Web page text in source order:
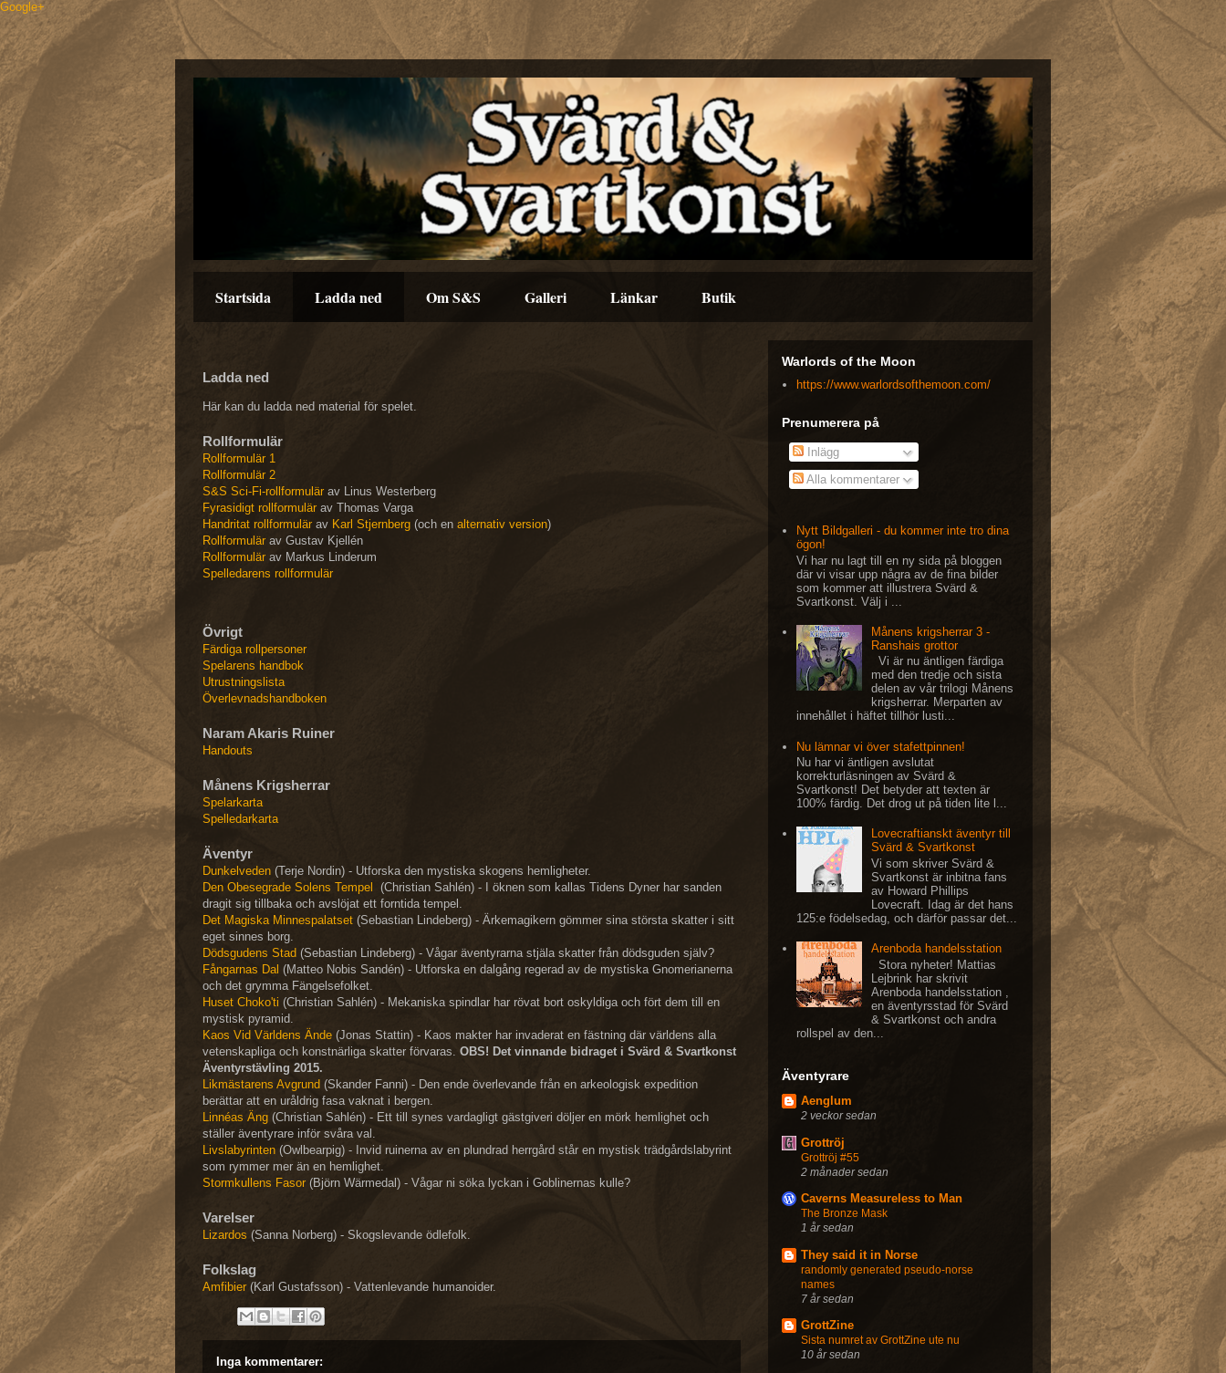
Google+
Startsida Ladda ned Om S&S Galleri Länkar Butik
Ladda ned
Här kan du ladda ned material för spelet.
Rollformulär
Rollformulär 1
Rollformulär 2
S&S Sci-Fi-rollformulär av Linus Westerberg
Fyrasidigt rollformulär av Thomas Varga
Handritat rollformulär av Karl Stjernberg (och en alternativ version)
Rollformulär av Gustav Kjellén
Rollformulär av Markus Linderum
Spelledarens rollformulär
Övrigt
Färdiga rollpersoner
Spelarens handbok
Utrustningslista
Överlevnadshandboken
Naram Akaris Ruiner
Handouts
Månens Krigsherrar
Spelarkarta
Spelledarkarta
Äventyr
Dunkelveden (Terje Nordin) - Utforska den mystiska skogens hemligheter.
Den Obesegrade Solens Tempel
(Christian Sahlén) - I öknen som kallas Tidens Dyner har sanden
dragit sig tillbaka och avslöjat ett forntida tempel.
Det Magiska Minnespalatset (Sebastian Lindeberg) - Ärkemagikern gömmer sina största skatter i sitt
eget sinnes borg.
Dödsgudens Stad (Sebastian Lindeberg) - Vågar äventyrarna stjäla skatter från dödsguden själv?
Fångarnas Dal (Matteo Nobis Sandén) - Utforska en dalgång regerad av de mystiska Gnomerianerna
och det grymma Fängelsefolket.
Huset Choko'ti (Christian Sahlén) - Mekaniska spindlar har rövat bort oskyldiga och fört dem till en
mystisk pyramid.
Kaos Vid Världens Ände (Jonas Stattin) - Kaos makter har invaderat en fästning där världens alla
vetenskapliga och konstnärliga skatter förvaras. OBS! Det vinnande bidraget i Svärd & Svartkonst
Äventyrstävling 2015.
Likmästarens Avgrund (Skander Fanni) - Den ende överlevande från en arkeologisk expedition
berättar att en uråldrig fasa vaknat i bergen.
Linnéas Äng (Christian Sahlén) - Ett till synes vardagligt gästgiveri döljer en mörk hemlighet och
ställer äventyrare inför svåra val.
Livslabyrinten (Owlbearpig) - Invid ruinerna av en plundrad herrgård står en mystisk trädgårdslabyrint
som rymmer mer än en hemlighet.
Stormkullens Fasor (Björn Wärmedal) - Vågar ni söka lyckan i Goblinernas kulle?
Varelser
Lizardos (Sanna Norberg) - Skogslevande ödlefolk.
Folkslag
Amfibier(Karl Gustafsson) - Vattenlevande humanoider.
Inga kommentarer:
Warlords of the Moon
https://www.warlordsofthemoon.com/
Prenumerera på
Inlägg
Alla kommentarer
Nytt Bildgalleri - du kommer inte tro dina
ögon!
Vi har nu lagt till en ny sida på bloggen
där vi visar upp några av de fina bilder
som kommer att illustrera Svärd &
Svartkonst. Välj i ...
Månens krigsherrar 3 -
Ranshais grottor
Vi är nu äntligen färdiga
med den tredje och sista
delen av vår trilogi Månens
krigsherrar. Merparten av
innehållet i häftet tillhör lusti...
Nu lämnar vi över stafettpinnen!
Nu har vi äntligen avslutat
korrekturläsningen av Svärd &
Svartkonst! Det betyder att texten är
100% färdig. Det drog ut på tiden lite l...
Lovecraftianskt äventyr till
Svärd & Svartkonst
Vi som skriver Svärd &
Svartkonst är inbitna fans
av Howard Phillips
Lovecraft. Idag är det hans
125:e födelsedag, och därför passar det...
Arenboda handelsstation
Stora nyheter! Mattias
Lejbrink har skrivit
Arenboda handelsstation ,
en äventyrsstad för Svärd
& Svartkonst och andra
rollspel av den...
Äventyrare
Aenglum
2 veckor sedan
Grottröj
Grottröj #55
2 månader sedan
Caverns Measureless to Man
The Bronze Mask
1 år sedan
They said it in Norse
randomly generated pseudo-norse
names
7 år sedan
GrottZine
Sista numret av GrottZine ute nu
10 år sedan